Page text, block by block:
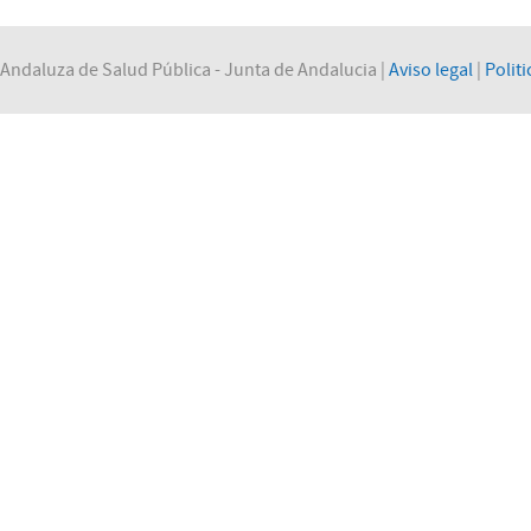
de Salud Pública - Junta de Andalucia |Aviso legal|